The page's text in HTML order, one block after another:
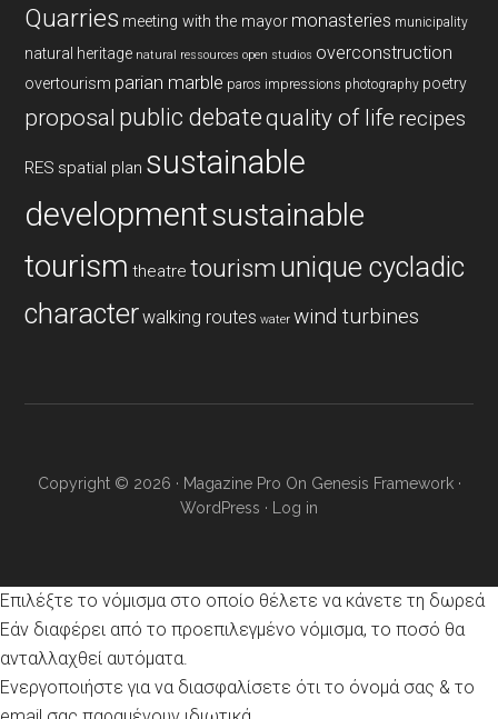
Quarries meeting with the mayor monasteries municipality
natural heritage natural ressources open studios overconstruction
overtourism parian marble paros impressions photography poetry
proposal public debatequality of life recipes
RES spatial plan sustainable
developmentsustainable
tourism theatre tourism unique cycladic
characterwalking routes water wind turbines
Copyright © 2026 · Magazine Pro On Genesis Framework·
WordPress · Log in
Επιλέξτε το νόμισμα στο οποίο θέλετε να κάνετε τη δωρεά
Εάν διαφέρει από το προεπιλεγμένο νόμισμα, το ποσό θα
ανταλλαχθεί αυτόματα.
Ενεργοποιήστε για να διασφαλίσετε ότι το όνομά σας & το